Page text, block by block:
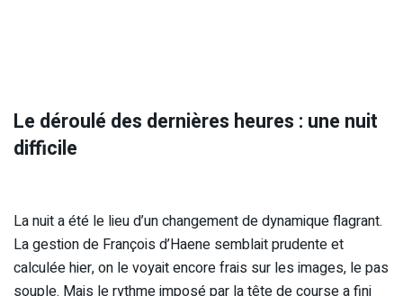
Le déroulé des dernières heures : une nuit
difficile
La nuit a été le lieu d’un changement de dynamique flagrant.
La gestion de François d’Haene semblait prudente et
calculée hier, on le voyait encore frais sur les images, le pas
souple. Mais le rythme imposé par la tête de course a fini